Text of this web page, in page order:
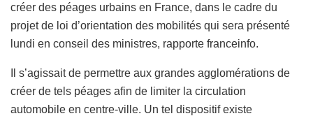
créer des péages urbains en France, dans le cadre du
projet de loi d’orientation des mobilités qui sera présenté
lundi en conseil des ministres, rapporte franceinfo.
Il s’agissait de permettre aux grandes agglomérations de
créer de tels péages afin de limiter la circulation
automobile en centre-ville. Un tel dispositif existe